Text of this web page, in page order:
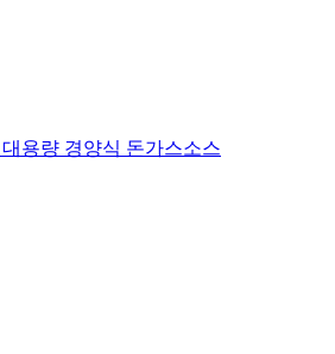
용량 경양식 돈가스소스